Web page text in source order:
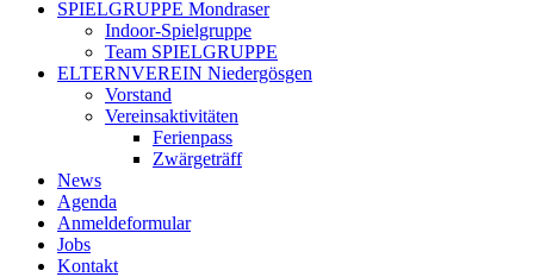
SPIELGRUPPE Mondraser
Indoor-Spielgruppe
Team SPIELGRUPPE
ELTERNVEREIN Niedergösgen
Vorstand
Vereinsaktivitäten
Ferienpass
Zwärgeträff
News
Agenda
Anmeldeformular
Jobs
Kontakt